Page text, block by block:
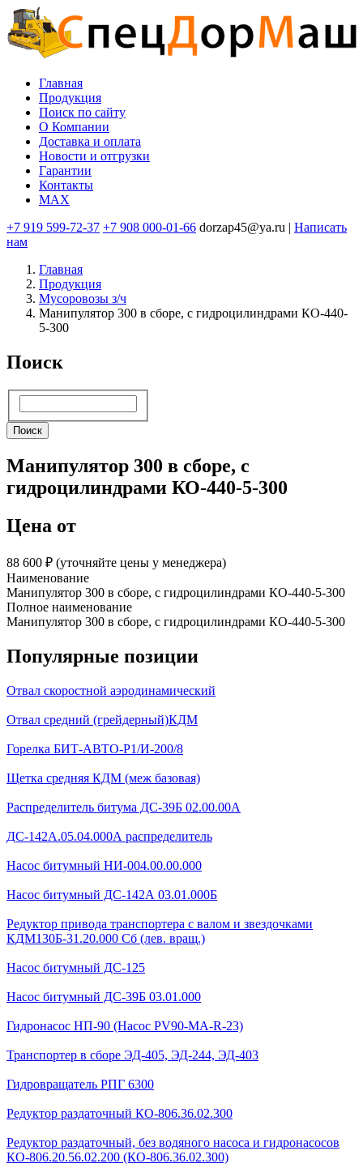
Перейти
к
основному
содержанию
Основная
навигация
Главная
Продукция
Поиск по сайту
O Компании
Доставка и оплата
Новости и отгрузки
Гарантии
Контакты
MAX
+7 919 599-72-37 +7 908 000-01-66 dorzap45@ya.ru | Написать
нам
Главная
Продукция
Мусоровозы з/ч
Манипулятор 300 в сборе, с гидроцилиндрами КО-440-
5-300
Поиск
Поиск
Манипулятор 300 в сборе, с
гидроцилиндрами КО-440-5-300
Цена от
88 600 ₽︁ (уточняйте цены у менеджера)
Наименование
Манипулятор 300 в сборе, с гидроцилиндрами КО-440-5-300
Полное наименование
Манипулятор 300 в сборе, с гидроцилиндрами КО-440-5-300
Популярные позиции
Отвал скоростной аэродинамический
Отвал средний (грейдерный)КДМ
Горелка БИТ-АВТО-Р1/И-200/8
Щетка средняя КДМ (меж базовая)
Распределитель битума ДС-39Б 02.00.00А
ДС-142А.05.04.000А распределитель
Насос битумный НИ-004.00.00.000
Насос битумный ДС-142А 03.01.000Б
Редуктор привода транспортера с валом и звездочками
КДМ130Б-31.20.000 Сб (лев. вращ.)
Насос битумный ДС-125
Насос битумный ДС-39Б 03.01.000
Гидронасос НП-90 (Насос PV90-MA-R-23)
Транспортер в сборе ЭД-405, ЭД-244, ЭД-403
Гидровращатель РПГ 6300
Редуктор раздаточный КО-806.36.02.300
Редуктор раздаточный, без водяного насоса и гидронасосов
КО-806.20.56.02.200 (КО-806.36.02.300)